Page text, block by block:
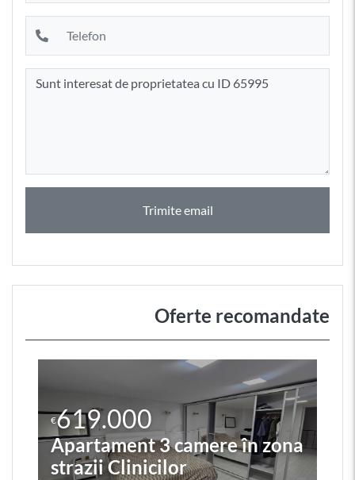
Trimite email
Oferte recomandate
€619.000
Apartament 3 camere în zona
strazii Clinicilor